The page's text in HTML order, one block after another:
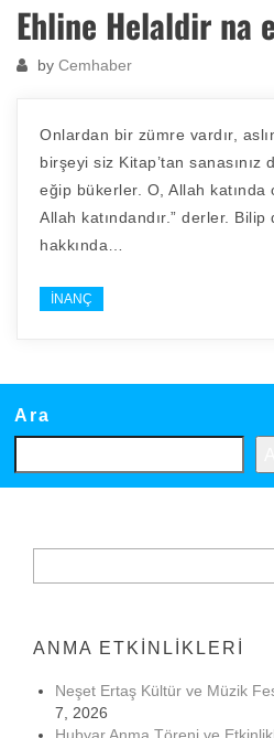
Ehline Helaldir na
by Cemhaber
Onlardan bir zümre vardır,
birşeyi siz Kitap’tan sanasınız
eğip bükerler. O, Allah katında
Allah katındandır.” derler.
hakkında…
İNANÇ
Ara
ANMA ETKINLIKLERI
Neşet Ertaş Kültür ve Müzik
7, 2026